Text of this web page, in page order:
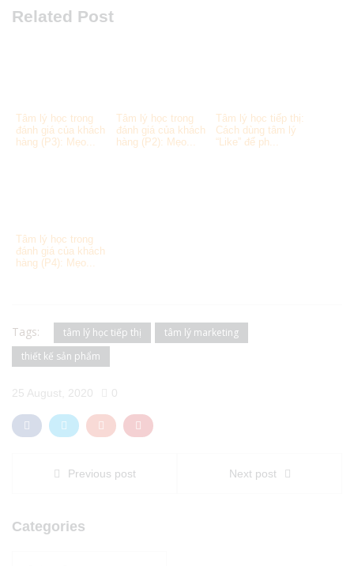
Related Post
Tâm lý học trong
đánh giá của khách
hàng (P3): Mẹo...
Tâm lý học trong
đánh giá của khách
hàng (P2): Mẹo...
Tâm lý học tiếp thị:
Cách dùng tâm lý
“Like” để ph...
Tâm lý học trong
đánh giá của khách
hàng (P4): Mẹo...
Tags: tâm lý học tiếp thị
tâm lý marketing
thiết kế sản phẩm
25 August, 2020 0
Previous post Next post
Categories